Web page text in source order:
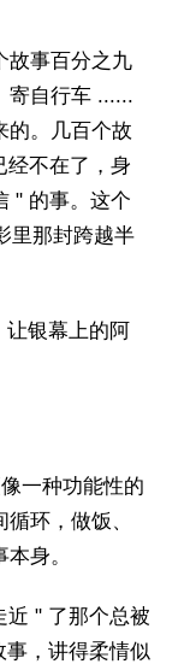
故事百分之九
寄自行车 ......
的。几百个故
经不在了，身
" 的事。这个
里那封跨越半
让银幕上的阿
一种功能性的
环，做饭、
身。
近 " 了那个总被
事，讲得柔情似